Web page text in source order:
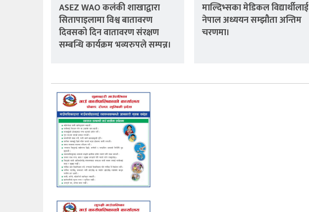
ASEZ WAO कलंकी शाखाद्वारा
सितापाइलामा विश्व बातावरण
दिवसको दिन वातावरण संरक्षण
सम्बन्धि कार्यक्रम भव्यरुपले सम्पन्न।
माल्दिभ्सका मेडिकल विद्यार्थीलाई
नेपाल अध्ययन सम्झौता अन्तिम
चरणमा।